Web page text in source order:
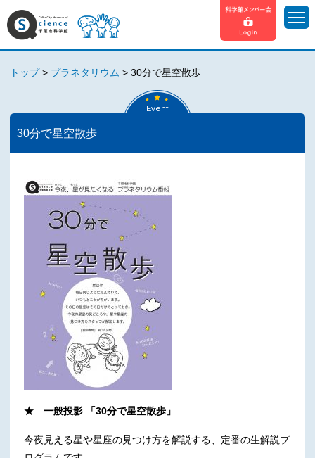
トップ> プラネタリウム > 30分で星空散歩
Event
30分で星空散歩
★ 一般投影 「30分で星空散歩」
今夜見える星や星座の見つけ方を解説する、定番の生解説プ